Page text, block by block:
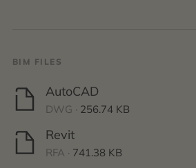
BIM FILES
AutoCAD
DWG · 256.74 KB
Revit
RFA · 741.38 KB